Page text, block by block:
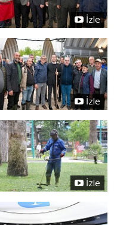
İzle
İzle
İzle